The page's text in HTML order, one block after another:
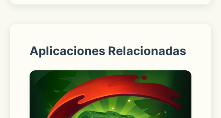
每一把刀剑都有着深刻的背景故事。随着
时代和地图的变化，玩家可以收集刀剑男
士之间的回想，从中一窥过往与曾经。
Aplicaciones Relacionadas